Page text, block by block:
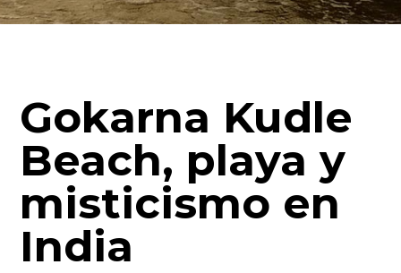
Gokarna Kudle
Beach, playa y
misticismo en
India